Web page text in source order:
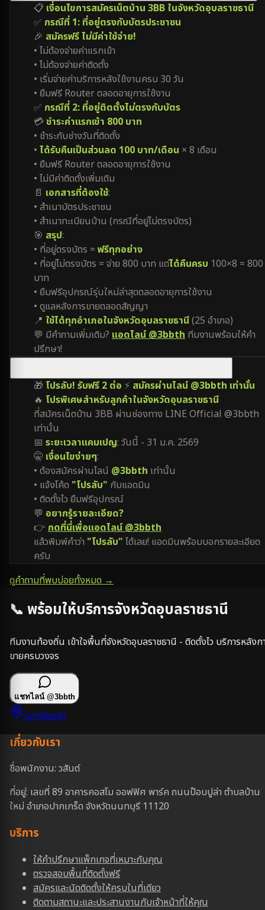
📋 เงื่อนไขการสมัครเน็ตบ้าน 3BB ในจังหวัดอุบลราชธานี
✅ กรณีที่ 1: ที่อยู่ตรงกับบัตรประชาชน
🎉 สมัครฟรี ไม่มีค่าใช้จ่าย!
• ไม่ต้องจ่ายค่าแรกเข้า
• ไม่ต้องจ่ายค่าติดตั้ง
• เริ่มจ่ายค่าบริการหลังใช้งานครบ 30 วัน
• ยืมฟรี Router ตลอดอายุการใช้งาน
✅ กรณีที่ 2: ที่อยู่ติดตั้งไม่ตรงกับบัตร
💳ชำระค่าแรกเข้า 800 บาท
• ชำระกับช่างวันที่ติดตั้ง
• ได้รับคืนเป็นส่วนลด 100 บาท/เดือน × 8 เดือน
• ยืมฟรี Router ตลอดอายุการใช้งาน
• ไม่มีค่าติดตั้งเพิ่มเติม
📄 เอกสารที่ต้องใช้:
• สำเนาบัตรประชาชน
• สำเนาทะเบียนบ้าน (กรณีที่อยู่ไม่ตรงบัตร)
🎯 สรุป:
• ที่อยู่ตรงบัตร = ฟรีทุกอย่าง
• ที่อยู่ไม่ตรงบัตร = จ่าย 800 บาท แต่ได้คืนครบ 100×8 = 800
บาท
• ยืมฟรีอุปกรณ์รุ่นใหม่ล่าสุดตลอดอายุการใช้งาน
• ดูแลหลังการขายตลอดสัญญา
📍 ใช้ได้ทุกอำเภอในจังหวัดอุบลราชธานี(25 อำเภอ)
💬 มีคำถามเพิ่มเติม? แอดไลน์ @3bbth ทีมงานพร้อมให้คำ
ปรึกษา!
🎁 โปรลับ! รับฟรี 2 ต่อ ⚡ สมัครผ่านไลน์ @3bbth เท่านั้น
🔥 โปรพิเศษสำหรับลูกค้าในจังหวัดอุบลราชธานี
ที่สมัครเน็ตบ้าน 3BB ผ่านช่องทาง LINE Official @3bbth
เท่านั้น
📅 ระยะเวลาแคมเปญ: วันนี้ - 31 ม.ค. 2569
🤫 เงื่อนไขง่ายๆ:
• ต้องสมัครผ่านไลน์ @3bbth เท่านั้น
• แจ้งโค้ด "โปรลับ" กับแอดมิน
• ติดตั้งไว ยืมฟรีอุปกรณ์
💬 อยากรู้รายละเอียด?
👉 กดที่นี่เพื่อแอดไลน์ @3bbth
แล้วพิมพ์คำว่า "โปรลับ" ได้เลย! แอดมินพร้อมบอกรายละเอียด
ครับ
ดูคำถามที่พบบ่อยทั้งหมด →
📞 พร้อมให้บริการจังหวัดอุบลราชธานี
ทีมงานท้องถิ่น เข้าใจพื้นที่จังหวัดอุบลราชธานี - ติดตั้งไว บริการหลังก
ขายครบวงจร
แชทไลน์ @3bbth
ดูทุกจังหวัด
เกี่ยวกับเรา
ชื่อพนักงาน: วสันต์
ที่อยู่: เลขที่ 89 อาคารคอสโม ออฟฟิศ พาร์ค ถนนป๊อบปูล่า ตำบลบ้าน
ใหม่ อำเภอปากเกร็ด จังหวัดนนทบุรี 11120
บริการ
ให้คำปรึกษาแพ็กเกจที่เหมาะกับคุณ
ตรวจสอบพื้นที่ติดตั้งฟรี
สมัครและนัดติดตั้งให้ครบในที่เดียว
ติดตามสถานะและประสานงานกับเจ้าหน้าที่ให้คุณ